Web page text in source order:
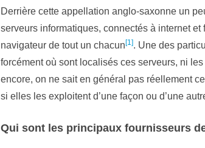
Derrière cette appellation anglo-saxonne un
serveurs informatiques, connectés à internet
navigateur de tout un chacun[1]. Une des
forcément où sont localisés ces serveurs, ni
encore, on ne sait en général pas réellement
si elles les exploitent d’une façon ou d’une
Qui sont les principaux fournisseurs